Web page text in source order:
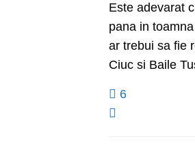
Este adevarat
pana in
ar trebui sa fie
Ciuc si Baile
6